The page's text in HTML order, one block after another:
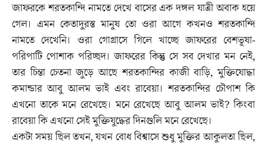
জাফরকে শরতকান্দি নামতে দেখে বাসের এক দঙ্গল যাত্রী অবাক হয়ে
গেল। এমন কেতাদুরস্ত মানুষ তো ওরা আগে কখনও শরতকান্দি
নামতে দেখেনি। ওরা গোগ্রাসে গিলে খাচ্ছে জাফরের বেশভূষা-
পরিপাটি পোশাক পরিচ্ছদ। জাফরের কিন্তু সে সব দেখার মন নেই,
তার চিন্তা চেতনা জুড়ে আছে শরতকান্দির কাজী বাড়ি, মুক্তিযোদ্ধা
কমান্ডার আবু আলম ভাই এবং রাবেয়া। শরতকান্দির চৌপাশ কি
এখনো তাকে মনে রেখেছে। মনে রেখেছে আবু আলম ভাই? কিংবা
রাবেয়া কি এখনো সেই মুক্তিযুদ্ধের দিনগুলি মনে রেখেছে।
একটা সময় ছিল তখন, যখন বোধ বিশ্বাসে শুধু মুক্তির আকুলতা ছিল,